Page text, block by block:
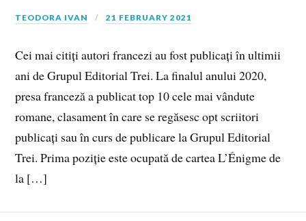
TEODORA IVAN 21 FEBRUARY 2021
Cei mai citiți autori francezi au fost publicați în ultimii
ani de Grupul Editorial Trei. La finalul anului 2020,
presa franceză a publicat top 10 cele mai vândute
romane, clasament în care se regăsesc opt scriitori
publicați sau în curs de publicare la Grupul Editorial
Trei. Prima poziție este ocupată de cartea L’Énigme de
la […]